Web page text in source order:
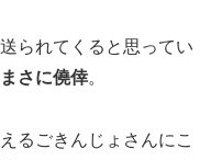
られてくると思ってい
まさに僥倖。
るごきんじょさんにこ